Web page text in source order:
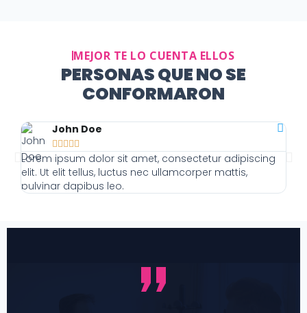
MEJOR TE LO CUENTA ELLOS
PERSONAS QUE NO SE
CONFORMARON
John Doe

Lorem ipsum dolor sit amet, consectetur adipiscing
elit. Ut elit tellus, luctus nec ullamcorper mattis,
pulvinar dapibus leo.